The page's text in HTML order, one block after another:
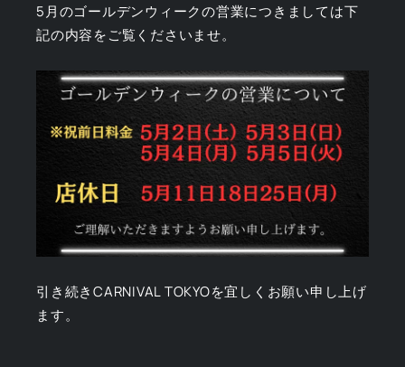
5月のゴールデンウィークの営業につきましては下
記の内容をご覧くださいませ。
引き続きCARNIVAL TOKYOを宜しくお願い申し上げ
ます。